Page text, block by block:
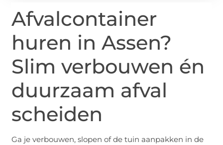
Afvalcontainer
huren in Assen?
Slim verbouwen én
duurzaam afval
scheiden
Ga je verbouwen, slopen of de tuin aanpakken in de